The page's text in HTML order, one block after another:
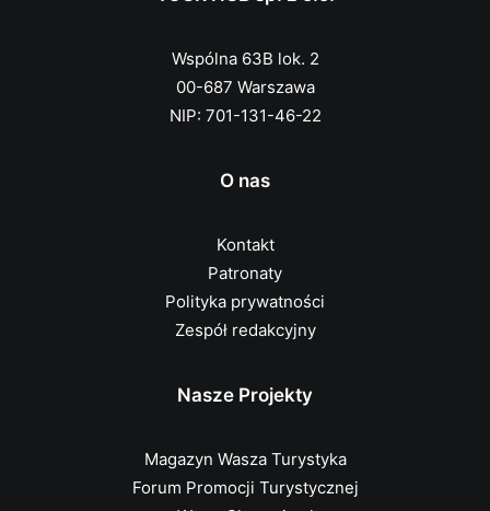
Wspólna 63B lok. 2
00-687 Warszawa
NIP: 701-131-46-22
O nas
Kontakt
Patronaty
Polityka prywatności
Zespół redakcyjny
Nasze Projekty
Magazyn Wasza Turystyka
Forum Promocji Turystycznej